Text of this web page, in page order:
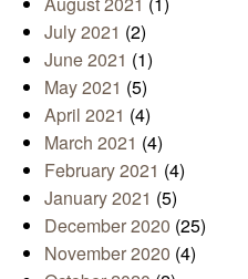
July 2021 (2)
June 2021 (1)
May 2021 (5)
April 2021 (4)
March 2021 (4)
February 2021 (4)
January 2021 (5)
December 2020 (25)
November 2020 (4)